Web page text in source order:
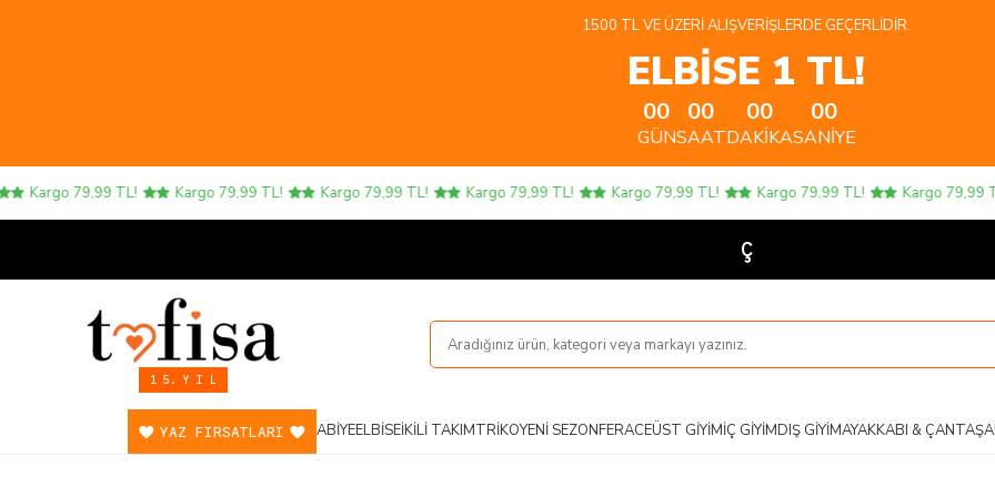
1500 TL VE ÜZERI ALIŞVERIŞLERDE GEÇERLIDIR.
ELBİSE 1 TL!
00
GÜN
00
SAAT
00
DAKIKA
00
SANIYE
Kargo 79,99 TL! Kargo 79,99 TL! Kargo 79,99 TL! Kargo 79,99 TL! Kargo 79,99 TL! Kargo 79,99 TL! Kargo 79,99 TL!
Çocuk Ü
1 5. Y I L
YAZ FIRSATLARI ABIYEELBISEİKILI TAKIMTRIKOYENI SEZONFERACEÜST GIYIMİÇ GIYIMDIŞ GIYIMAYAKKABI & ÇANTA